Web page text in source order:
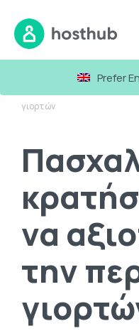
Prefer
γιορτών
να
την